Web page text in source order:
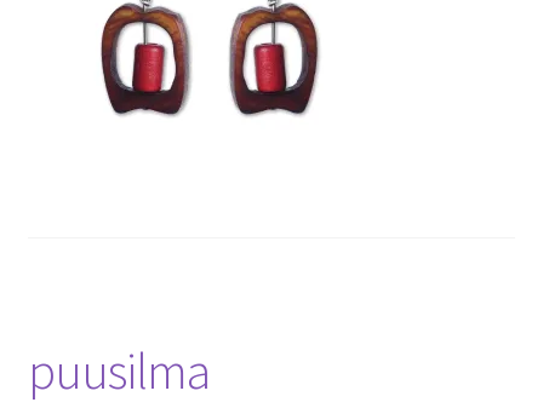
puusilma